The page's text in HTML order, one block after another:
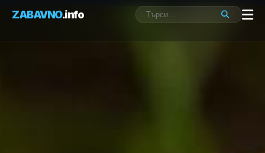
ZABAVNO.info